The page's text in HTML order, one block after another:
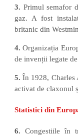
3. Primul semafor
gaz. A fost
britanic din
4. Organizația
de invenții legate
5. În 1928, Charles
activat de claxonul
Statistici din
6. Congestiile în